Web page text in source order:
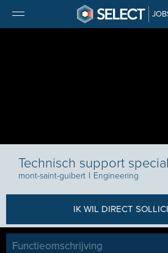
Technisch support
mont-saint-guibert I Engineering
IK WIL DIRECT
Functieomschrijving